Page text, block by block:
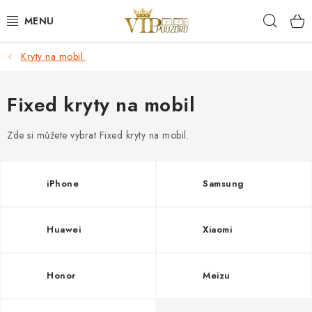
na
KRYTY NA MOBIL.
OCHRANA DISPLEJE - SKLO A FÓLIE
KABELY A NABÍJEČKY
BRAŠNY NA NOTEBOOKY
Kryty na mobil.
Fixed kryty na mobil
Zde si můžete vybrat Fixed kryty na mobil.
iPhone Samsung
Huawei Xiaomi
Honor Meizu